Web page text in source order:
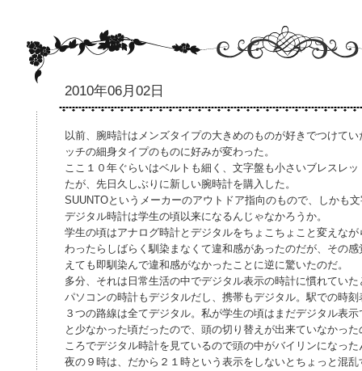
2010年06月02日
以前、腕時計はメンズタイプの大きめのものが好きでつけて
ッチの細身タイプのものに好みが変わった。
ここ１０年ぐらいはベルトも細く、文字盤も小さいブレスレ
たが、先日久しぶりに新しい腕時計を購入した。
SUUNTOというメーカーのアウトドア指向のもので、しかも
デジタル時計は学生の頃以来になるんじゃなかろうか。
学生の頃はアナログ時計とデジタルをちょこちょこと変えな
わったらしばらく馴染まなくて違和感があったのだが、その
えても即馴染んで違和感がなかったことに逆に驚いたのだ。
多分、それは日常生活の中でデジタル表示の時計に慣れてい
パソコンの時計もデジタルだし、携帯もデジタル。駅での時
３つの路線は全てデジタル。私が学生の頃はまだデジタル表
と少なかった頃だったので、頭の切り替えが出来ていなかっ
ころでデジタル時計を見ているので頭の中がバイリンになっ
夜の９時は、だから２１時という表示をしないとちょっと混